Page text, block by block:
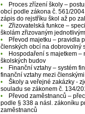
•
Proces zřízení školy –
obcí podle zákona č. 561/
zápis do rejstříku škol až po
•
Zřizovatelská funkce –
školám zřizovaným
•
Převod majetku – pravidla
členských obcí na dobrovolný
•
Hospodaření s majetkem –
školských budov
•
Finanční vztahy – systém
finanční vztahy mezi
•
Školy a veřejné zakázky -
souladu se zákonem č. 134/
•
Převod zaměstnanců –
podle § 338 a násl. zákoníku
zaměstnanců